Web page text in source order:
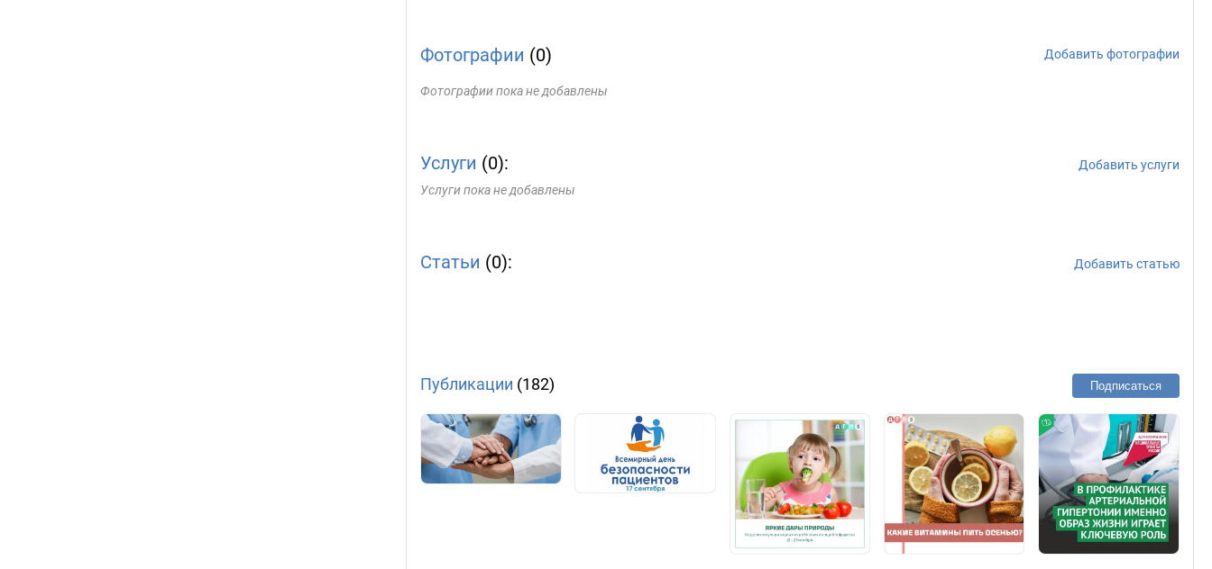
Фотографии (0) Добавить фотографии
Фотографии пока не добавлены
Услуги (0):
Добавить услуги
Услуги пока не добавлены
Статьи (0): Добавить статью
Публикации (182) Подписаться